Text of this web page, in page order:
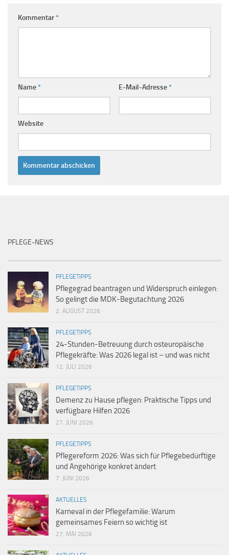
Kommentar*
Name* E-Mail-Adresse*
Website
PFLEGE-NEWS
PFLEGETIPPS
Pflegegrad beantragen und Widerspruch einlegen:
So gelingt die MDK-Begutachtung 2026
2. AUGUST 2026
PFLEGETIPPS
24-Stunden-Betreuung durch osteuropäische
Pflegekräfte: Was 2026 legal ist – und was nicht
12. JULI 2026
PFLEGETIPPS
Demenz zu Hause pflegen: Praktische Tipps und
verfügbare Hilfen 2026
27. JUNI 2026
PFLEGETIPPS
Pflegereform 2026: Was sich für Pflegebedürftige
und Angehörige konkret ändert
7. JUNI 2026
AKTUELLES
Karneval in der Pflegefamilie: Warum
gemeinsames Feiern so wichtig ist
27. MAI 2026